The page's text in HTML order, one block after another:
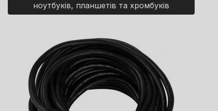
ноутбуків, планшетів та хромбуків